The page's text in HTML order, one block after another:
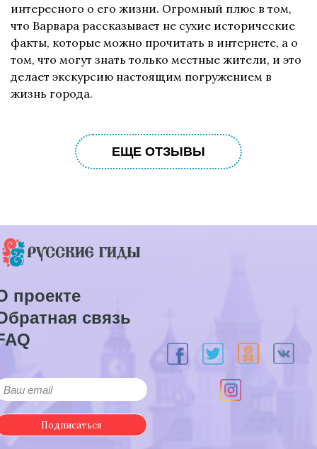
интересного о его жизни. Огромный плюс в том,
что Варвара рассказывает не сухие исторические
факты, которые можно прочитать в интернете, а о
том, что могут знать только местные жители, и это
делает экскурсию настоящим погружением в
жизнь города.
ЕЩЕ ОТЗЫВЫ
проекте
связь
Подписаться